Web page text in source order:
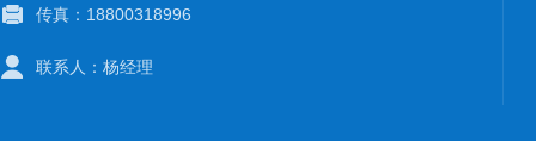
传真：18800318996
联系人：杨经理